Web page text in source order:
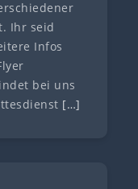
Ihr seid
Infos
bei uns
[…]